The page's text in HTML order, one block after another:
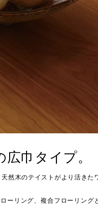
その他
住宅タイプや下地などの条件や
よくあるご質問
福岡ショールーム
巾タイプ。
然木のテイストがより活きた
ーリング、複合フローリング